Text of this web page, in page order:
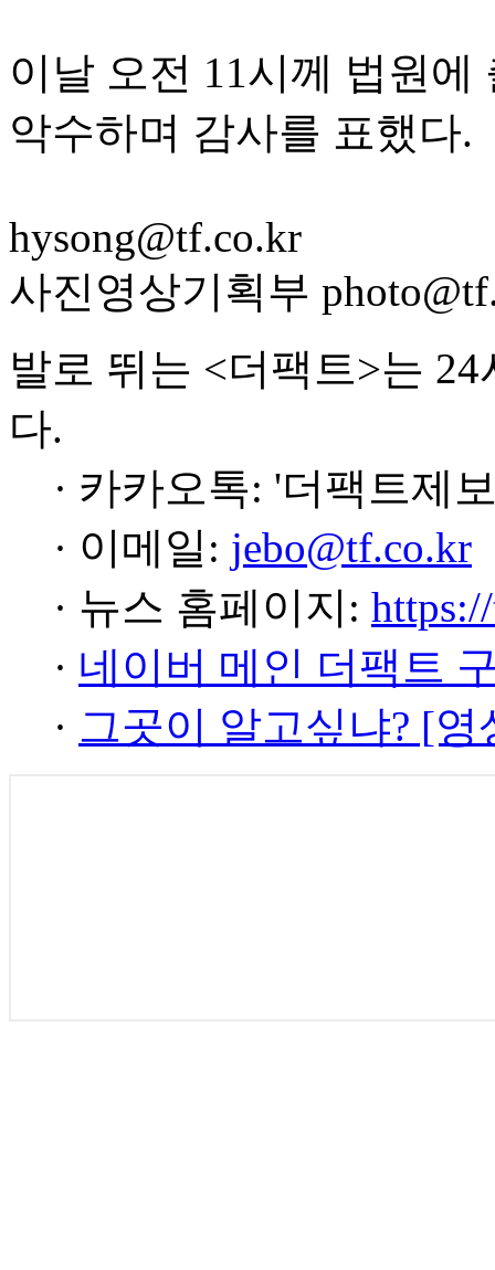
이날 오전 11시께 법원
악수하며 감사를 표했다.
hysong@tf.co.kr
사진영상기획부
발로 뛰는 <더팩트>는
다.
· 카카오톡: '더팩트제
· 이메일: jebo@tf.co.kr
· 뉴스 홈페이지:
· 네이버 메인 더팩트
· 그곳이 알고싶냐? [